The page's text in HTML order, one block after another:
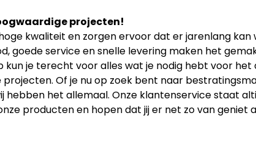
projecten!
kwaliteit en zorgen ervoor dat er jarenlang
goede service en snelle levering maken het
kun je terecht voor alles wat je nodig hebt voor
Of je nu op zoek bent naar
hebben het allemaal. Onze klantenservice staat
producten en hopen dat jij er net zo van geniet